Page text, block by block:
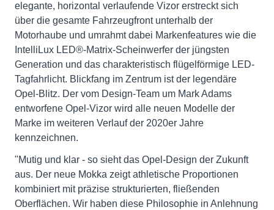
elegante, horizontal verlaufende Vizor erstreckt sich
über die gesamte Fahrzeugfront unterhalb der
Motorhaube und umrahmt dabei Markenfeatures wie die
IntelliLux LED®-Matrix-Scheinwerfer der jüngsten
Generation und das charakteristisch flügelförmige LED-
Tagfahrlicht. Blickfang im Zentrum ist der legendäre
Opel-Blitz. Der vom Design-Team um Mark Adams
entworfene Opel-Vizor wird alle neuen Modelle der
Marke im weiteren Verlauf der 2020er Jahre
kennzeichnen.
"Mutig und klar - so sieht das Opel-Design der Zukunft
aus. Der neue Mokka zeigt athletische Proportionen
kombiniert mit präzise strukturierten, fließenden
Oberflächen. Wir haben diese Philosophie in Anlehnung